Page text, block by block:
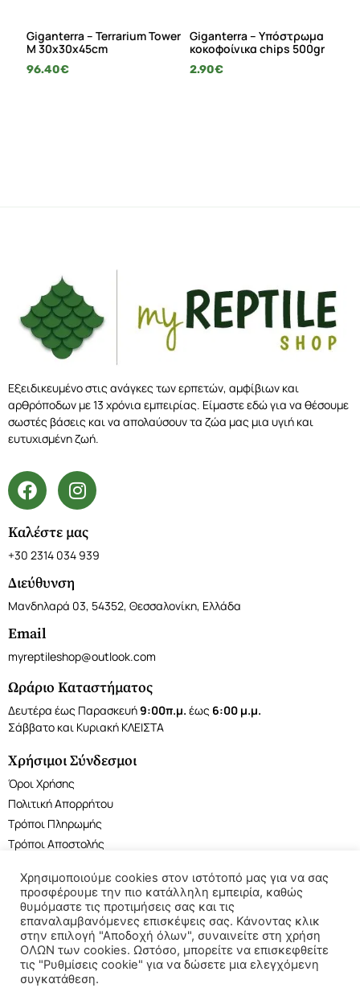
Giganterra – Terrarium Tower
M 30x30x45cm
96.40€
Giganterra – Υπόστρωμα
κοκοφοίνικα chips 500gr
2.90€
Εξειδικευμένο στις ανάγκες των ερπετών, αμφίβιων και
αρθρόποδων με 13 χρόνια εμπειρίας. Είμαστε εδώ για να θέσουμε
σωστές βάσεις και να απολαύσουν τα ζώα μας μια υγιή και
ευτυχισμένη ζωή.
Καλέστε μας
+30 2314 034 939
Διεύθυνση
Μανδηλαρά 03, 54352, Θεσσαλονίκη, Ελλάδα
Email
myreptileshop@outlook.com
Ωράριο Καταστήματος
Δευτέρα έως Παρασκευή9:00π.μ. έως 6:00 μ.μ.
Σάββατο και Κυριακή ΚΛΕΙΣΤΑ
Χρήσιμοι Σύνδεσμοι
Όροι Χρήσης
Πολιτική Απορρήτου
Τρόποι Πληρωμής
Τρόποι Αποστολής
©2022 My Reptile Shop. All rights reserved.
Χρησιμοποιούμε cookies στον ιστότοπό μας για να σας
προσφέρουμε την πιο κατάλληλη εμπειρία, καθώς
θυμόμαστε τις προτιμήσεις σας και τις
επαναλαμβανόμενες επισκέψεις σας. Κάνοντας κλικ
στην επιλογή "Αποδοχή όλων", συναινείτε στη χρήση
ΟΛΩΝ των cookies. Ωστόσο, μπορείτε να επισκεφθείτε
τις "Ρυθμίσεις cookie" για να δώσετε μια ελεγχόμενη
συγκατάθεση.